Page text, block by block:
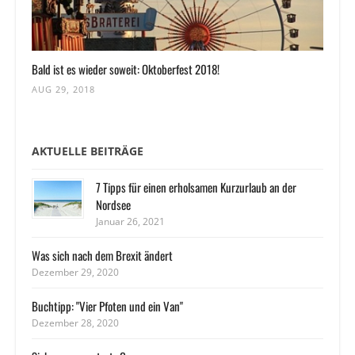
Bald ist es wieder soweit: Oktoberfest 2018!
AUG 29, 2018
AKTUELLE BEITRÄGE
7 Tipps für einen erholsamen Kurzurlaub an der
Nordsee
Januar 26, 2021
Was sich nach dem Brexit ändert
Dezember 29, 2020
Buchtipp: "Vier Pfoten und ein Van"
Dezember 28, 2020